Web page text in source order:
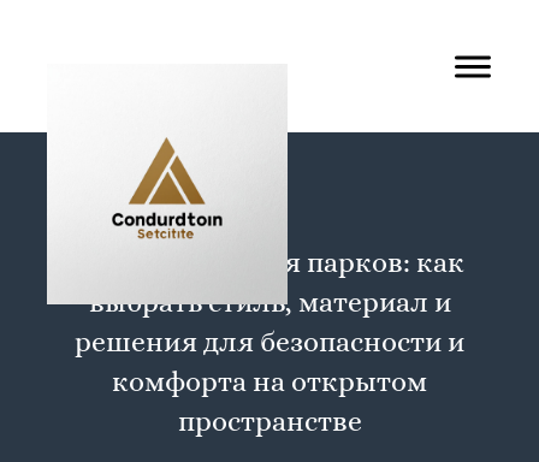
Ограждения для парков: как
выбрать стиль, материал и
решения для безопасности и
комфорта на открытом
пространстве